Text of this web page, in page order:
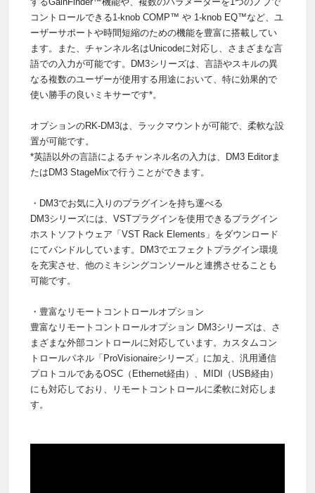
コントロールできる1-knob COMP™ や 1-knob EQ™など、ユ
ーザーサポートや時間短縮のための機能を豊富に搭載してい
ます。また、チャンネル名はUnicodeに対応し、さまざまな言
語での入力が可能です。DM3シリーズは、言語やスキルの異
なる複数のユーザーが使用する用途において、特に効果的で
使い勝手の良いミキサーです*。
オプションのRK-DM3は、ラックマウントが可能で、柔軟な設
置が可能です。
*英語以外の言語によるチャンネル名の入力は、DM3 Editorま
たはDM3 StageMixで行うことができます。
・DM3でお気に入りのプラグインを持ち運べる
DM3シリーズには、VSTプラグインを使用できるプラグイン
ホストソフトウェア「VST Rack Elements」をダウンロード
にてバンドルしています。DM3でエフェクトプラグイン環境
を充実させ、他のミキシングコンソールと連携させることも
可能です。
・豊富なリモートコントロールオプション
豊富なリモートコントロールオプション DM3シリーズは、さ
まざまな外部コントロールに対応しています。カスタムコン
トロールパネル「ProVisionaireシリーズ」に加え、汎用通信
プロトコルであるOSC（Ethernet経由）、MIDI（USB経由）
にも対応しており、リモートコントロールに柔軟に対応しま
す。